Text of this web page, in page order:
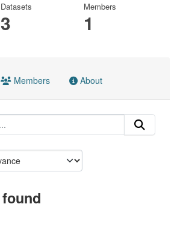
Datasets
3
Members
1
Members About